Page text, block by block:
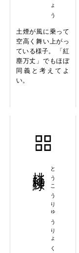
土煙が風に乗って
空高く舞い上がっ
ている様子。 「紅
塵万丈」でもほぼ
同義と考えてよ
い。
とうこうりゅうりょく